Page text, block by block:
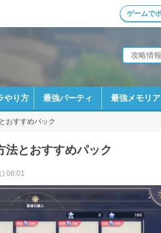
ゲームで
やり方 最強パーティ 最強メモリア
おすすめパック
法とおすすめパック
) 08:01